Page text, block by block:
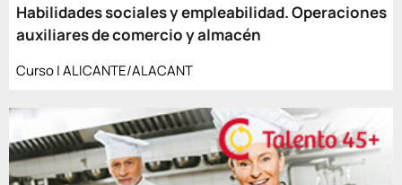
Habilidades sociales y empleabilidad. Operaciones
auxiliares de comercio y almacén
Curso | ALICANTE/ALACANT